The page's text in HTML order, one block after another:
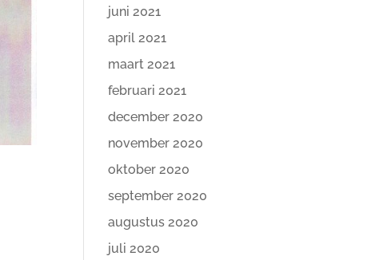
juni 2021
april 2021
maart 2021
februari 2021
december 2020
november 2020
oktober 2020
september 2020
augustus 2020
juli 2020